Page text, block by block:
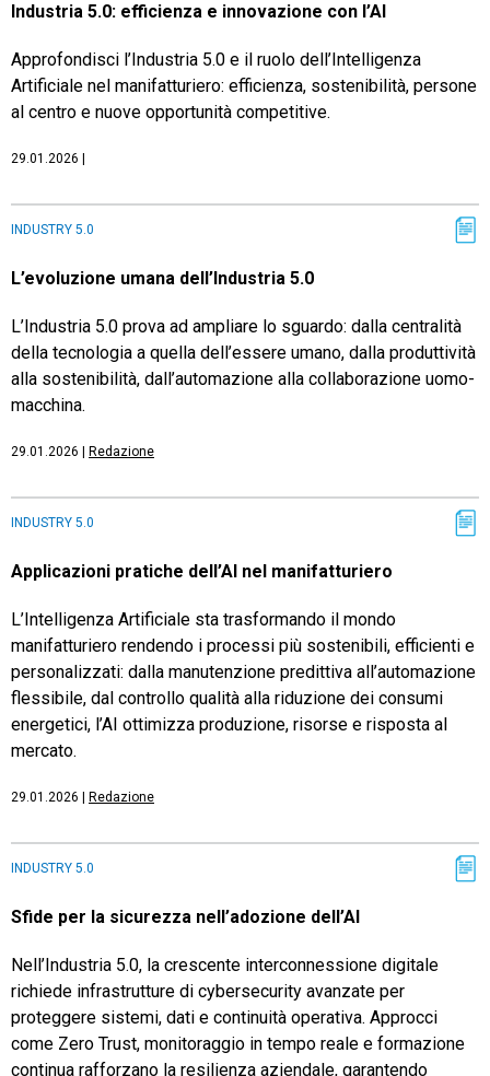
Industria 5.0: efficienza e innovazione con l’AI
Approfondisci l’Industria 5.0 e il ruolo dell’Intelligenza
Artificiale nel manifatturiero: efficienza, sostenibilità, persone
al centro e nuove opportunità competitive.
29.01.2026
INDUSTRY 5.0
L’evoluzione umana dell’Industria 5.0
L’Industria 5.0 prova ad ampliare lo sguardo: dalla centralità
della tecnologia a quella dell’essere umano, dalla produttività
alla sostenibilità, dall’automazione alla collaborazione uomo-
macchina.
29.01.2026 Redazione
INDUSTRY 5.0
Applicazioni pratiche dell’AI nel manifatturiero
L’Intelligenza Artificiale sta trasformando il mondo
manifatturiero rendendo i processi più sostenibili, efficienti e
personalizzati: dalla manutenzione predittiva all’automazione
flessibile, dal controllo qualità alla riduzione dei consumi
energetici, l’AI ottimizza produzione, risorse e risposta al
mercato.
29.01.2026 Redazione
INDUSTRY 5.0
Sfide per la sicurezza nell’adozione dell’AI
Nell’Industria 5.0, la crescente interconnessione digitale
richiede infrastrutture di cybersecurity avanzate per
proteggere sistemi, dati e continuità operativa. Approcci
come Zero Trust, monitoraggio in tempo reale e formazione
continua rafforzano la resilienza aziendale, garantendo